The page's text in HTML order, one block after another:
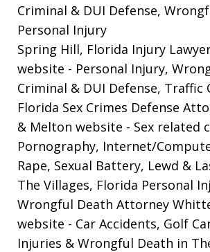
Criminal & DUI Defense,
Personal Injury
Spring Hill, Florida Injury
website - Personal Injury,
Criminal & DUI Defense, Traffic
Florida Sex Crimes Defense
& Melton website - Sex related
Pornography, Internet/
Rape, Sexual Battery, Lewd &
The Villages, Florida Personal
Wrongful Death Attorney
website - Car Accidents, Golf
Injuries & Wrongful Death in